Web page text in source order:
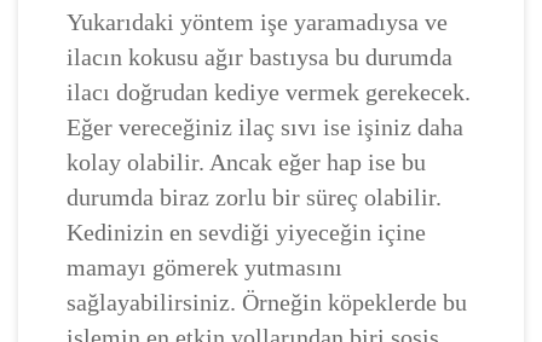
Yukarıdaki yöntem işe yaramadıysa ve
ilacın kokusu ağır bastıysa bu durumda
ilacı doğrudan kediye vermek gerekecek.
Eğer vereceğiniz ilaç sıvı ise işiniz daha
kolay olabilir. Ancak eğer hap ise bu
durumda biraz zorlu bir süreç olabilir.
Kedinizin en sevdiği yiyeceğin içine
mamayı gömerek yutmasını
sağlayabilirsiniz. Örneğin köpeklerde bu